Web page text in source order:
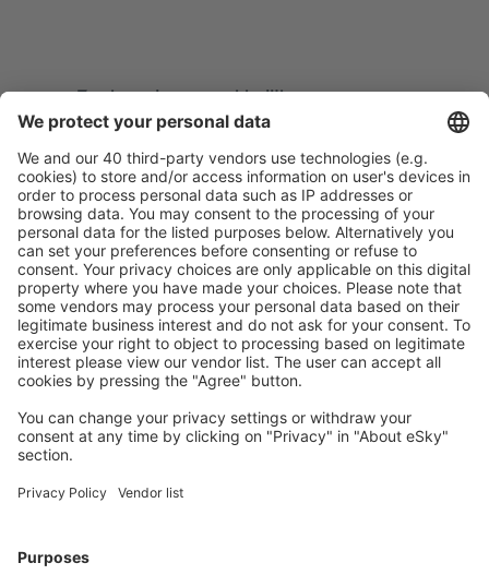
Zoek snel en gemakkelijk
Aanbieding afgestemd op uw verwachtingen.
Plan veilig
Zorgeloos boeken met gratiss annuleringsopties.
Bespaar meer
Reisaanbiedingen en speciale aanbiedingen voor
geregistreerde gebruikers.
Accommodaties die u bevallen
Kies uit meer dan 1,3 miljoen accommodaties: hotels,
jeugdherbergen, appartementen en meer.